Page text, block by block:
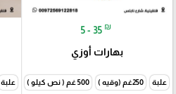
5 - 35 ₪
بهارات أوزي
علبة 250غم (وقيه ) 500 غم ( نص كيلو ) 1000غم (كيلو )
علبة